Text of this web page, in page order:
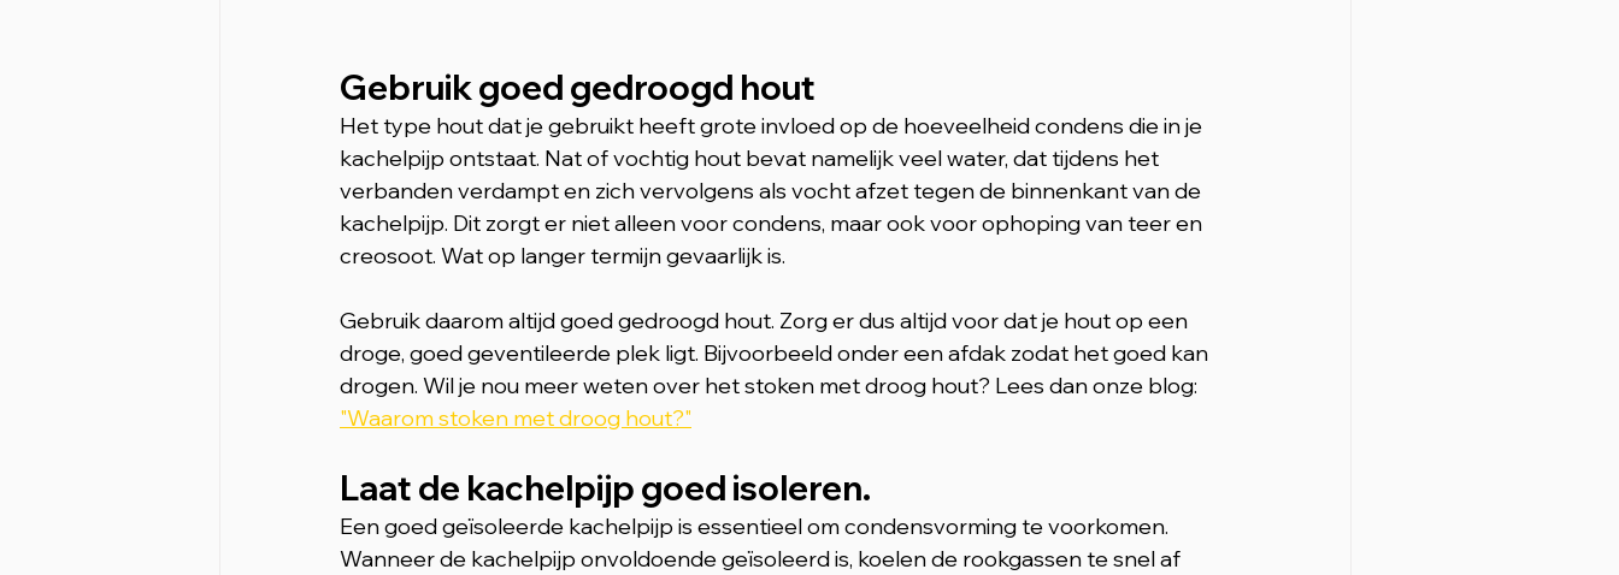
Gebruik goed gedroogd hout
Het type hout dat je gebruikt heeft grote invloed op de hoeveelheid condens die in je
kachelpijp ontstaat. Nat of vochtig hout bevat namelijk veel water, dat tijdens het
verbanden verdampt en zich vervolgens als vocht afzet tegen de binnenkant van de
kachelpijp. Dit zorgt er niet alleen voor condens, maar ook voor ophoping van teer en
creosoot. Wat op langer termijn gevaarlijk is.
Gebruik daarom altijd goed gedroogd hout. Zorg er dus altijd voor dat je hout op een
droge, goed geventileerde plek ligt. Bijvoorbeeld onder een afdak zodat het goed kan
drogen. Wil je nou meer weten over het stoken met droog hout? Lees dan onze blog:
"Waarom stoken met droog hout?"
Laat de kachelpijp goed isoleren.
Een goed geïsoleerde kachelpijp is essentieel om condensvorming te voorkomen.
Wanneer de kachelpijp onvoldoende geïsoleerd is, koelen de rookgassen te snel af